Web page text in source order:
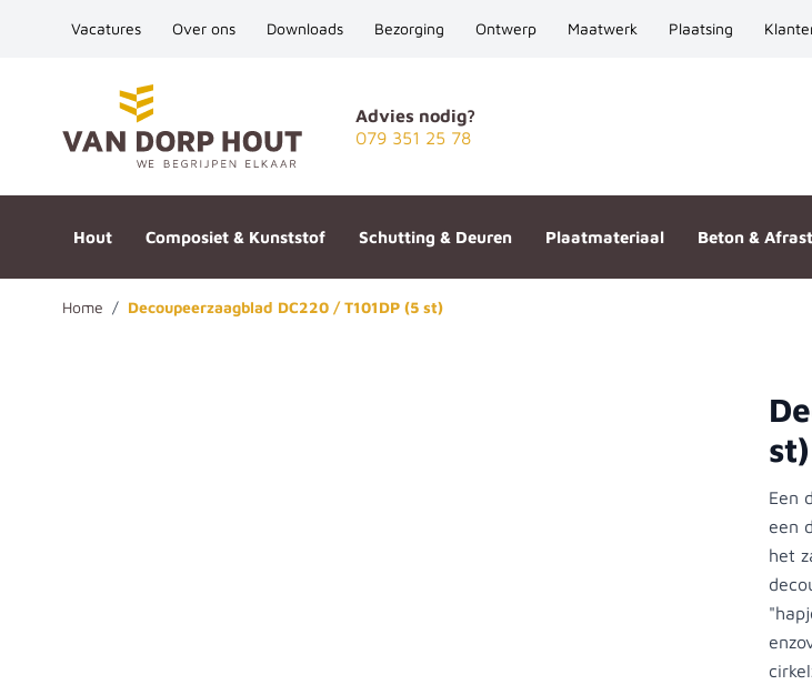
Vacatures Over ons Downloads Bezorging Ontwerp Maatwerk Plaatsing
Advies nodig?
079 351 25 78
Hout Composiet & Kunststof Schutting & Deuren Plaatmateriaal Beton &
Home / Decoupeerzaagblad DC220 / T101DP (5 st)
st)
Een
een
het